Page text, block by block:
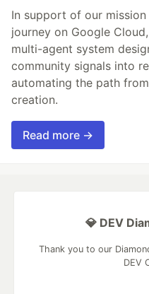
In support of our
journey on Google
multi-agent system
community signals into
automating the path
creation.
Read more →
💎 DEV
Thank you to our
DEV